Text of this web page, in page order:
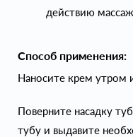
действию
Способ применения:
Наносите крем утром
Поверните насадку
тубу и выдавите